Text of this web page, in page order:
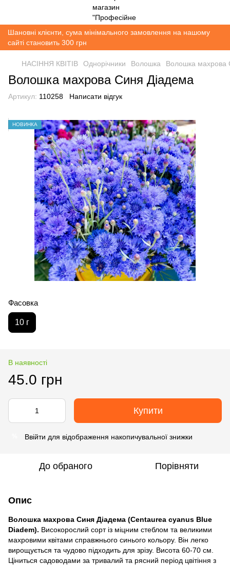
Шановні клієнти, сума мінімального замовлення на нашому
сайті становить 300 грн
НАСІННЯ КВІТІВ Однорічники Волошка Волошка махрова
Волошка махрова Синя Діадема
Артикул: 110258 Написати відгук
НОВИНКА
Фасовка
10 г
В наявності
45.0 грн
Купити
Ввійти для відображення накопичувальної знижки
До обраного Порівняти
Опис
Волошка махрова Синя Діадема (Centaurea cyanus Blue
Diadem). Високорослий сорт із міцним стеблом та великими
махровими квітами справжнього синього кольору. Він легко
вирощується та чудово підходить для зрізу. Висота 60-70 см.
Ціниться садоводами за тривалий та рясний період цвітіння з